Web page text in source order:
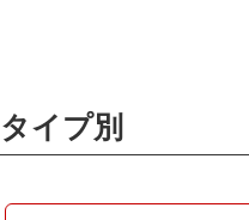
タイプ別